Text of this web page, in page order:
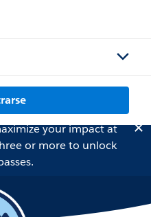
your impact at
or more to unlock